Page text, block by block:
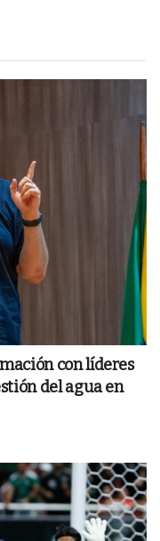
con líderes
del agua en